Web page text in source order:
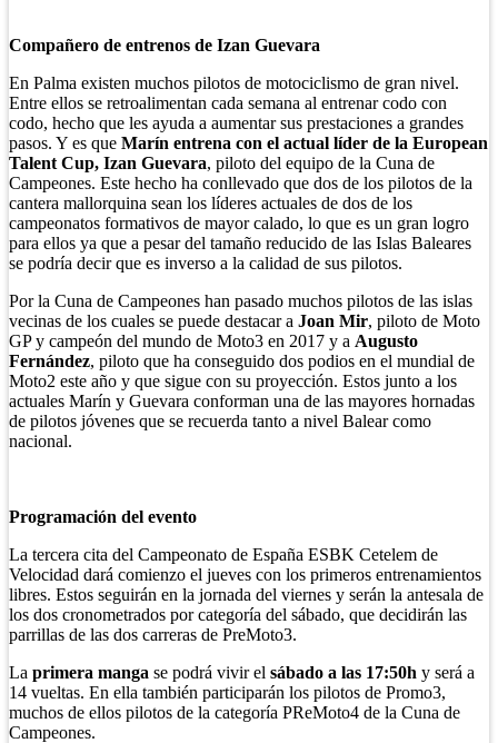
Compañero de entrenos de Izan Guevara
En Palma existen muchos pilotos de motociclismo de gran nivel.
Entre ellos se retroalimentan cada semana al entrenar codo con
codo, hecho que les ayuda a aumentar sus prestaciones a grandes
pasos. Y es que Marín entrena con el actual líder de la European
Talent Cup, Izan Guevara, piloto del equipo de la Cuna de
Campeones. Este hecho ha conllevado que dos de los pilotos de la
cantera mallorquina sean los líderes actuales de dos de los
campeonatos formativos de mayor calado, lo que es un gran logro
para ellos ya que a pesar del tamaño reducido de las Islas Baleares
se podría decir que es inverso a la calidad de sus pilotos.
Por la Cuna de Campeones han pasado muchos pilotos de las islas
vecinas de los cuales se puede destacar a Joan Mir, piloto de Moto
GP y campeón del mundo de Moto3 en 2017 y a Augusto
Fernández, piloto que ha conseguido dos podios en el mundial de
Moto2 este año y que sigue con su proyección. Estos junto a los
actuales Marín y Guevara conforman una de las mayores hornadas
de pilotos jóvenes que se recuerda tanto a nivel Balear como
nacional.
Programación del evento
La tercera cita del Campeonato de España ESBK Cetelem de
Velocidad dará comienzo el jueves con los primeros entrenamientos
libres. Estos seguirán en la jornada del viernes y serán la antesala de
los dos cronometrados por categoría del sábado, que decidirán las
parrillas de las dos carreras de PreMoto3.
La primera manga se podrá vivir el sábado a las 17:50h y será a
14 vueltas. En ella también participarán los pilotos de Promo3,
muchos de ellos pilotos de la categoría PReMoto4 de la Cuna de
Campeones.